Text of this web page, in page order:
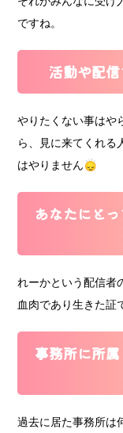
ですね。
活動や配
やりたくない事はや
ら、見に来てくれる
はやりません🙂‍↕️
あなたにと
れーかという配信者
血肉であり生きた証
事務所に所
過去に居た事務所は